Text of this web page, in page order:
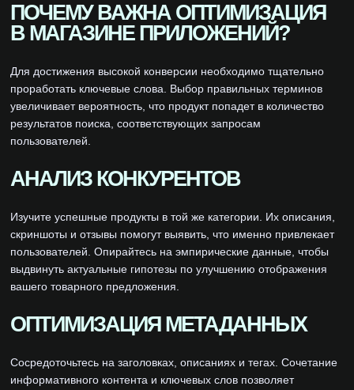
ПОЧЕМУ ВАЖНА ОПТИМИЗАЦИЯ
В МАГАЗИНЕ ПРИЛОЖЕНИЙ?
Для достижения высокой конверсии необходимо тщательно
проработать ключевые слова. Выбор правильных терминов
увеличивает вероятность, что продукт попадет в количество
результатов поиска, соответствующих запросам
пользователей.
АНАЛИЗ КОНКУРЕНТОВ
Изучите успешные продукты в той же категории. Их описания,
скриншоты и отзывы помогут выявить, что именно привлекает
пользователей. Опирайтесь на эмпирические данные, чтобы
выдвинуть актуальные гипотезы по улучшению отображения
вашего товарного предложения.
ОПТИМИЗАЦИЯ МЕТАДАННЫХ
Сосредоточьтесь на заголовках, описаниях и тегах. Сочетание
информативного контента и ключевых слов позволяет